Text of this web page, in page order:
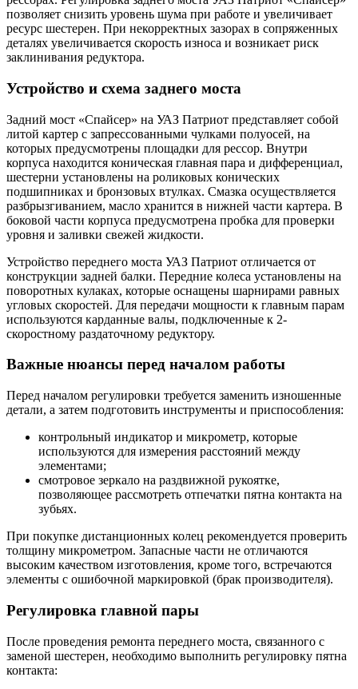
позволяет снизить уровень шума при работе и увеличивает
ресурс шестерен. При некорректных зазорах в сопряженных
деталях увеличивается скорость износа и возникает риск
заклинивания редуктора.
Устройство и схема заднего моста
Задний мост «Спайсер» на УАЗ Патриот представляет собой
литой картер с запрессованными чулками полуосей, на
которых предусмотрены площадки для рессор. Внутри
корпуса находится коническая главная пара и дифференциал,
шестерни установлены на роликовых конических
подшипниках и бронзовых втулках. Смазка осуществляется
разбрызгиванием, масло хранится в нижней части картера. В
боковой части корпуса предусмотрена пробка для проверки
уровня и заливки свежей жидкости.
Устройство переднего моста УАЗ Патриот отличается от
конструкции задней балки. Передние колеса установлены на
поворотных кулаках, которые оснащены шарнирами равных
угловых скоростей. Для передачи мощности к главным парам
используются карданные валы, подключенные к 2-
скоростному раздаточному редуктору.
Важные нюансы перед началом работы
Перед началом регулировки требуется заменить изношенные
детали, а затем подготовить инструменты и приспособления:
контрольный индикатор и микрометр, которые
используются для измерения расстояний между
элементами;
смотровое зеркало на раздвижной рукоятке,
позволяющее рассмотреть отпечатки пятна контакта на
зубьях.
При покупке дистанционных колец рекомендуется проверить
толщину микрометром. Запасные части не отличаются
высоким качеством изготовления, кроме того, встречаются
элементы с ошибочной маркировкой (брак производителя).
Регулировка главной пары
После проведения ремонта переднего моста, связанного с
заменой шестерен, необходимо выполнить регулировку пятна
контакта: